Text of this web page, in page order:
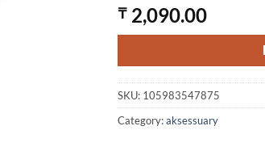
₸2,090.00
SKU: 105983547875
Category:aksessuary